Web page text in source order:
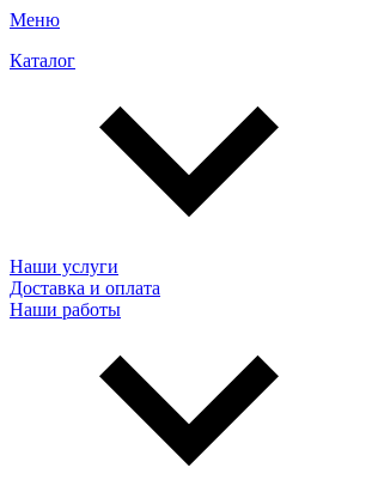
Меню
Каталог
Наши услуги
Доставка и оплата
Наши работы